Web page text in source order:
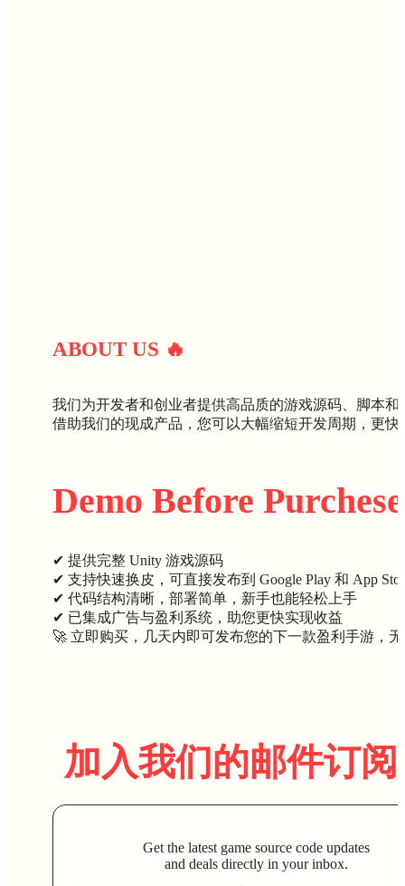
ABOUT US 🔥
我们为开发者和创业者提供高品质的游戏源码、脚本和
借助我们的现成产品，您可以大幅缩短开发周期，更
Demo Before Purchese
✔ 提供完整 Unity 游戏源码
✔ 支持快速换皮，可直接发布到 Google Play 和 App
✔ 代码结构清晰，部署简单，新手也能轻松上手
✔ 已集成广告与盈利系统，助您更快实现收益
🚀 立即购买，几天内即可发布您的下一款盈利手游，
加入我们的邮件订阅
Get the latest game source code updates
and deals directly in your inbox.